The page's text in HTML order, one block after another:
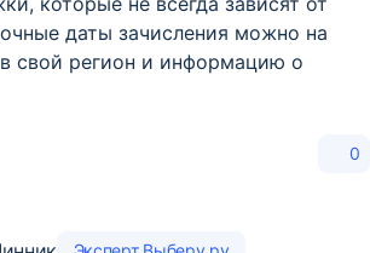
даты зачисления можно на
свой регион и информацию о
0